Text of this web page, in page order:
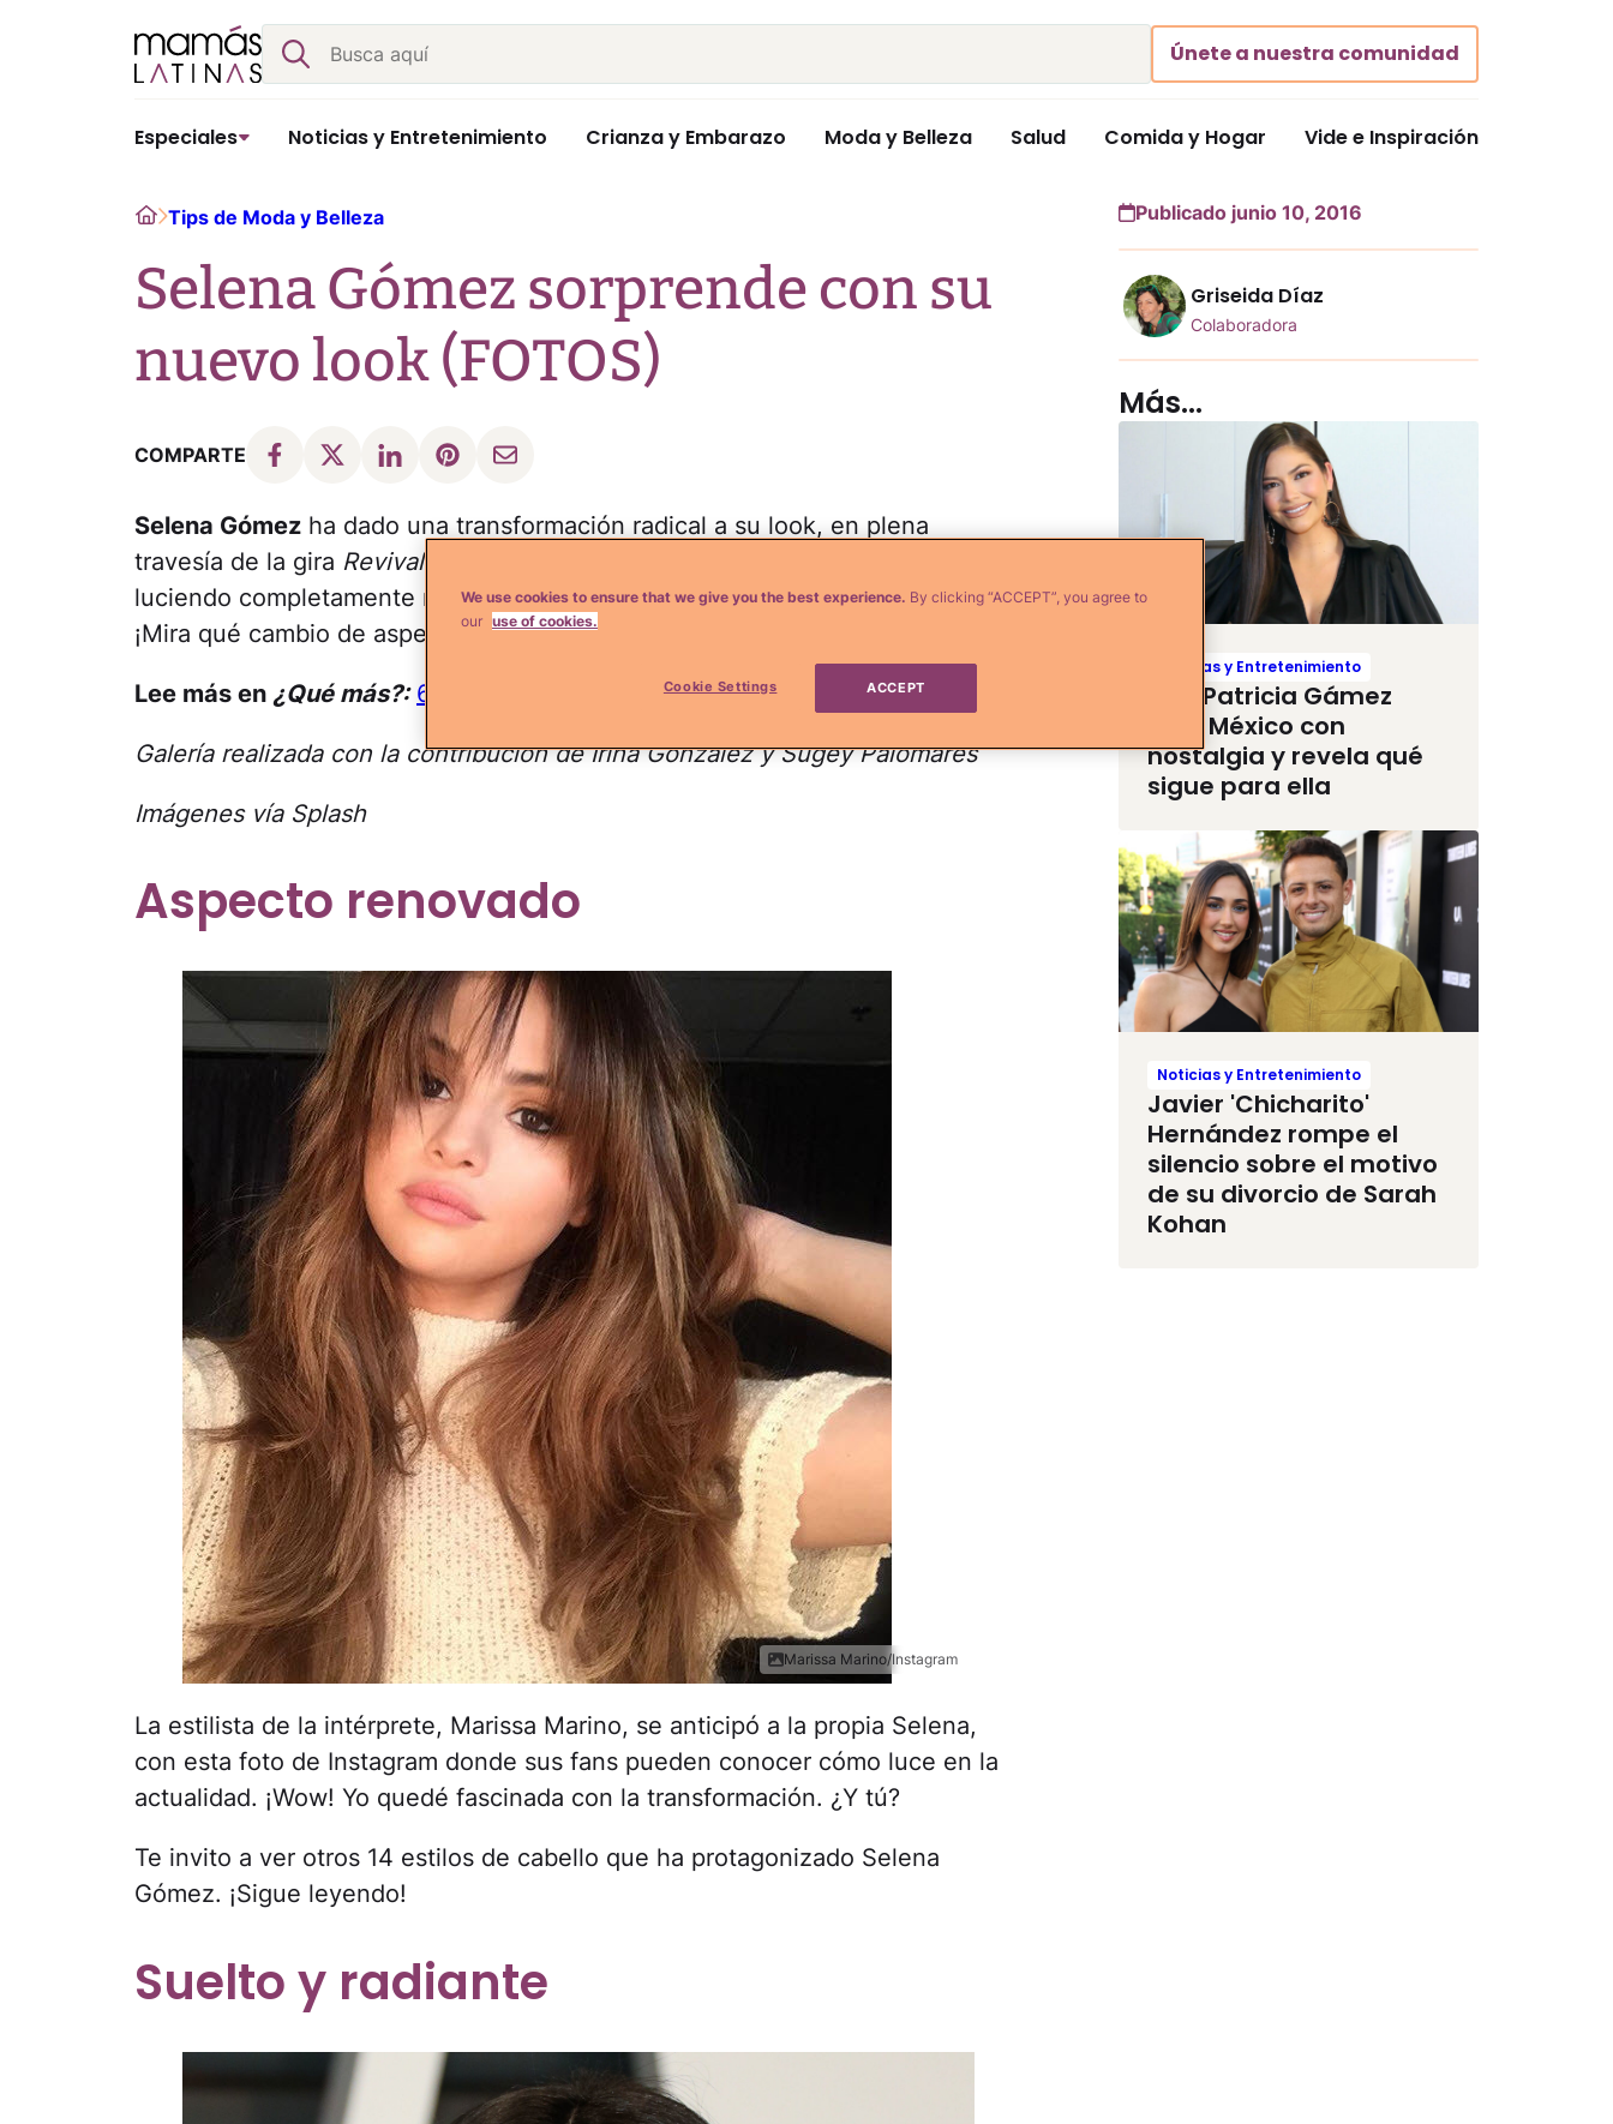
Buscar
Únete a nuestra comunidad
Especiales Noticias y Entretenimiento Crianza y Embarazo Moda y Belleza Salud Comida y Hogar Vide e Inspiración
HomeTips de Moda y Belleza
Selena Gómez sorprende con su
nuevo look (FOTOS)
COMPARTE
Selena Gómez ha dado una transformación radical a su look, en plena
travesía de la gira Revival. La ex estrella Disney ha pasado de pelirroja a rubia,
luciendo completamente renovada con surecién estrenado cortede cabello.
¡Mira qué cambio de aspecto tan fascinante!
Lee más en ¿Qué más?: 6 Riesgos para tu salud al decolorarte el cabello
Galería realizada con la contribución de Irina Gonzalez y Sugey Palomares
Imágenes vía Splash
Aspecto renovado
Marissa Marino/Instagram
La estilista de la intérprete, Marissa Marino, se anticipó a la propia Selena,
con esta foto de Instagram donde sus fans pueden conocer cómo luce en la
actualidad. ¡Wow! Yo quedé fascinada con la transformación. ¿Y tú?
Te invito a ver otros 14 estilos de cabello que ha protagonizado Selena
Gómez. ¡Sigue leyendo!
Suelto y radiante
Publicado junio 10, 2016
Griseida Díaz
Colaboradora
Más...
Noticias y Entretenimiento
Ana Patricia Gámez
deja México con
nostalgia y revela qué
sigue para ella
Noticias y Entretenimiento
Javier 'Chicharito'
Hernández rompe el
silencio sobre el motivo
de su divorcio de Sarah
Kohan
We use cookies to ensure that we give you the best experience. By clicking “ACCEPT”, you agree to
our use of cookies.
Cookie Settings ACCEPT